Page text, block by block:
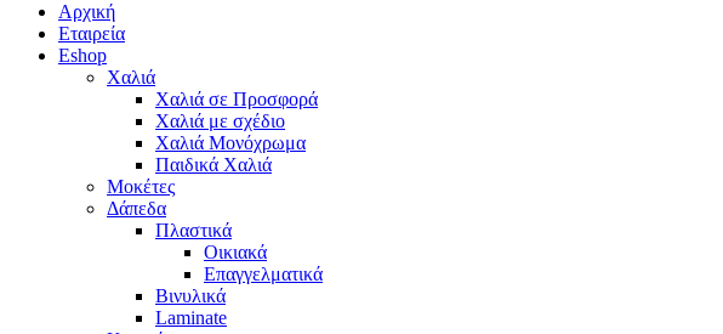
Αρχική
Εταιρεία
Eshop
Χαλιά
Χαλιά σε Προσφορά
Χαλιά με σχέδιο
Χαλιά Μονόχρωμα
Παιδικά Χαλιά
Μοκέτες
Δάπεδα
Πλαστικά
Οικιακά
Επαγγελματικά
Βινυλικά
Laminate